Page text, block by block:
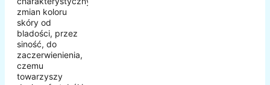
zmian koloru
skóry od
bladości, przez
siność, do
zaczerwienienia,
czemu
towarzyszy